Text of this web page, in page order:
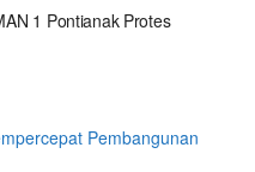
1 Pontianak Protes
Pembangunan